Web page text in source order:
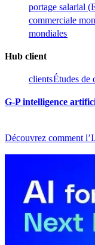
portage salarial
commerciale
mondiales​​
Hub client​​
clients​​Études de
G-P intelligence
Découvrez comment